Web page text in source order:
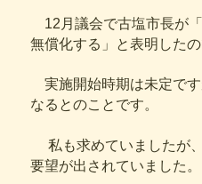
12月議会で古塩市長が
無償化する」と表明したの
実施開始時期は未定で
なるとのことです。
私も求めていましたが
要望が出されていました。